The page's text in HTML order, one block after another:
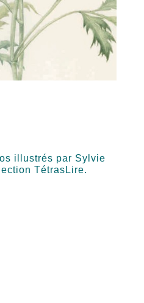
illustrés par Sylvie
TétrasLire.